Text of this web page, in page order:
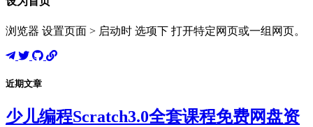
浏览器 设置页面 > 启动时 选项下 打开特定网页或一组网页。
近期文章
少儿编程Scratch3.0全套课程免费网盘资